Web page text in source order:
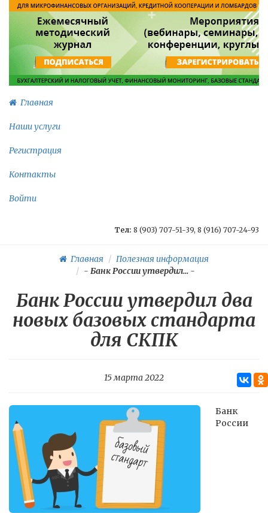
Главная
Наши услуги
Регистрация
Контакты
Войти
Тел: 8 (903) 707-51-39, 8 (916) 707-24-93
Главная
Полезная информация
- Банк России утвердил... -
Банк России утвердил два
новых базовых стандарта
для СКПК
15 марта 2022
Банк
России